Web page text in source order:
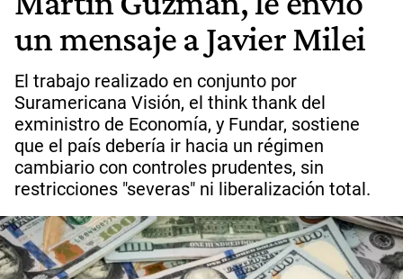
un mensaje a Javier Milei
El trabajo realizado en conjunto por
Suramericana Visión, el think thank del
exministro de Economía, y Fundar, sostiene
que el país debería ir hacia un régimen
cambiario con controles prudentes, sin
restricciones "severas" ni liberalización total.